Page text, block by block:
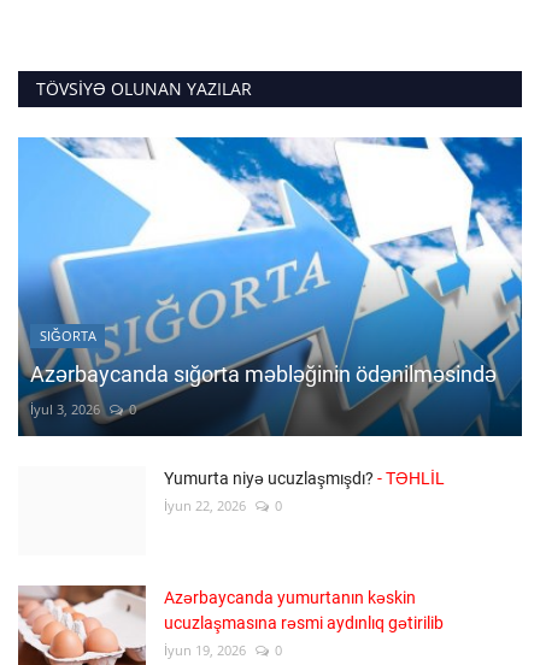
TÖVSIYƏ OLUNAN YAZILAR
SIĞORTA
Azərbaycanda sığorta məbləğinin ödənilməsində
İyul 3, 2026 0
Yumurta niyə ucuzlaşmışdı? - TƏHLİL
İyun 22, 2026 0
Azərbaycanda yumurtanın kəskin
ucuzlaşmasına rəsmi aydınlıq gətirilib
İyun 19, 2026 0